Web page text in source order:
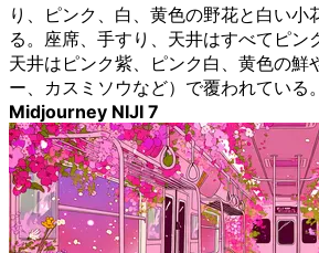
り、ピンク、白、黄色の野花と白い小
る。座席、手すり、天井はすべてピン
天井はピンク紫、ピンク白、黄色の鮮
ー、カスミソウなど）で覆われている。
Midjourney NIJI 7